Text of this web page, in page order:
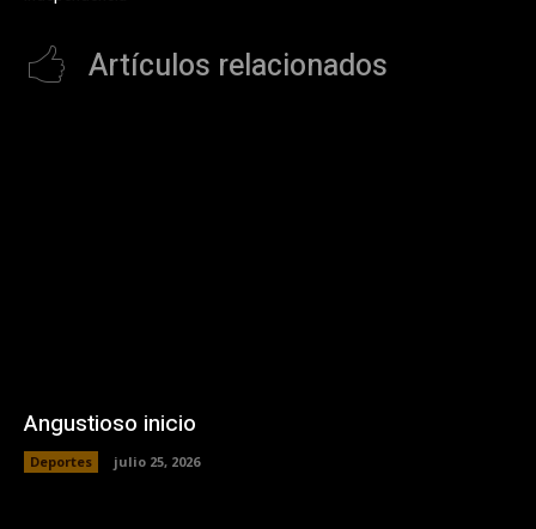
Artículos relacionados
Angustioso inicio
Deportes julio 25, 2026